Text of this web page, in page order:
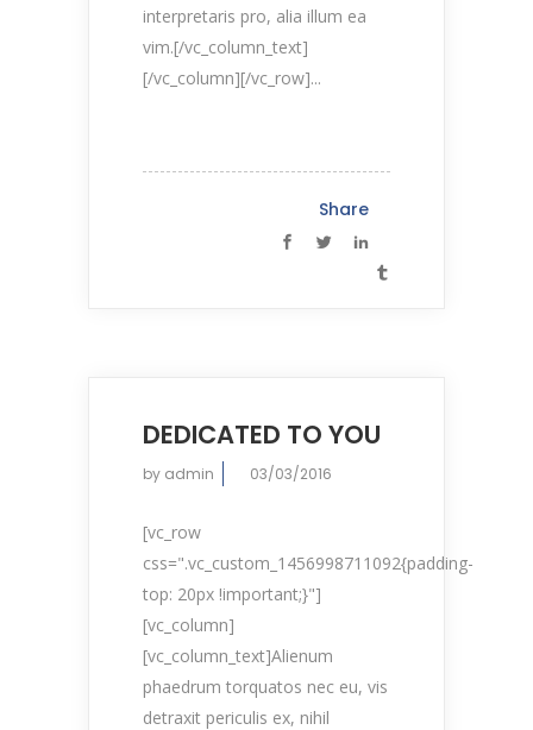
interpretaris pro, alia illum ea
vim.[/vc_column_text]
[/vc_column][/vc_row]...
Share
DEDICATED TO YOU
by admin 03/03/2016
[vc_row
css=".vc_custom_1456998711092{padding-
top: 20px !important;}"]
[vc_column]
[vc_column_text]Alienum
phaedrum torquatos nec eu, vis
detraxit periculis ex, nihil